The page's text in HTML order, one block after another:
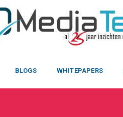
BLOGS WHITEPAPERS